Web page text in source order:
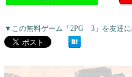
▼この無料ゲーム「2PG 3」を友達に